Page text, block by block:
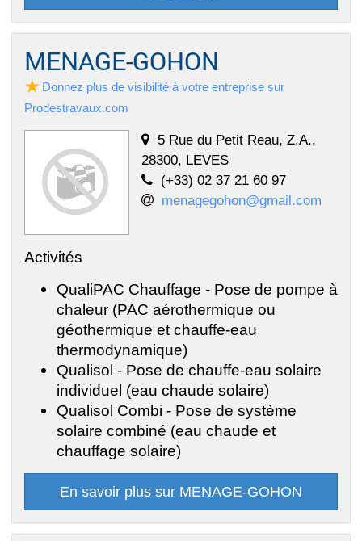
MENAGE-GOHON
Donnez plus de visibilité à votre entreprise sur
Prodestravaux.com
5 Rue du Petit Reau, Z.A.,
28300, LEVES
(+33) 02 37 21 60 97
menagegohon@gmail.com
Activités
QualiPAC Chauffage - Pose de pompe à
chaleur (PAC aérothermique ou
géothermique et chauffe-eau
thermodynamique)
Qualisol - Pose de chauffe-eau solaire
individuel (eau chaude solaire)
Qualisol Combi - Pose de système
solaire combiné (eau chaude et
chauffage solaire)
En savoir plus sur MENAGE-GOHON